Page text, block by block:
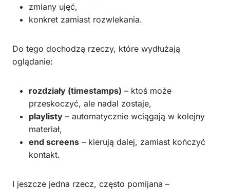
zmiany ujęć,
konkret zamiast rozwlekania.
Do tego dochodzą rzeczy, które wydłużają
oglądanie:
rozdziały (timestamps) – ktoś może
przeskoczyć, ale nadal zostaje,
playlisty – automatycznie wciągają w kolejny
materiał,
end screens – kierują dalej, zamiast kończyć
kontakt.
I jeszcze jedna rzecz, często pomijana –